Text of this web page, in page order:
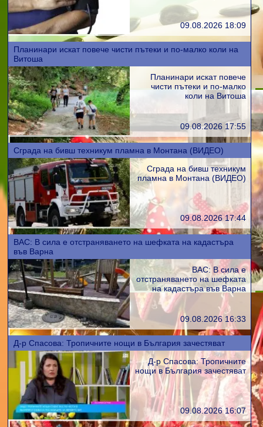
09.08.2026 18:09
Планинари искат повече чисти пътеки и по-малко коли на
Витоша
Планинари искат повече
чисти пътеки и по-малко
коли на Витоша
09.08.2026 17:55
Сграда на бивш техникум пламна в Монтана (ВИДЕО)
Сграда на бивш техникум
пламна в Монтана (ВИДЕО)
09.08.2026 17:44
ВАС: В сила е отстраняването на шефката на кадастъра
във Варна
ВАС: В сила е
отстраняването на шефката
на кадастъра във Варна
09.08.2026 16:33
Д-р Спасова: Тропичните нощи в България зачестяват
Д-р Спасова: Тропичните
нощи в България зачестяват
09.08.2026 16:07